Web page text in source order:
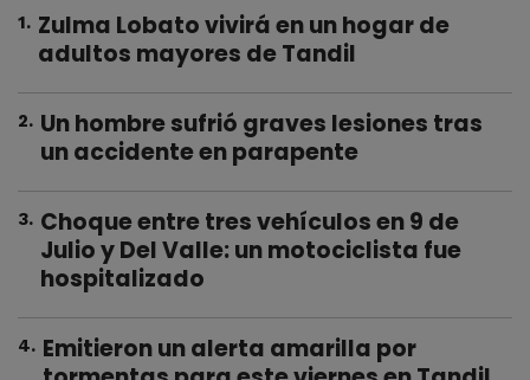
1. Zulma Lobato vivirá en un hogar de
adultos mayores de Tandil
2. Un hombre sufrió graves lesiones tras
un accidente en parapente
3. Choque entre tres vehículos en 9 de
Julio y Del Valle: un motociclista fue
hospitalizado
4. Emitieron un alerta amarilla por